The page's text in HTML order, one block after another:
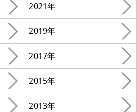
2021年
2019年
2017年
2015年
2013年